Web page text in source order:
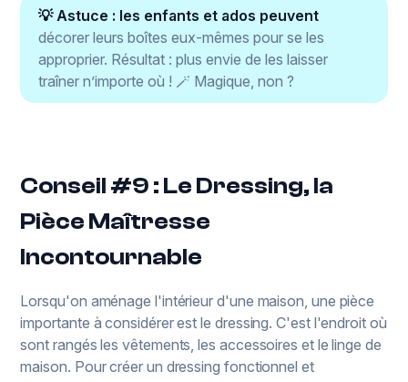
💡 Astuce : les enfants et ados peuvent
décorer leurs boîtes eux-mêmes pour se les
approprier. Résultat : plus envie de les laisser
traîner n’importe où ! 🪄 Magique, non ?
Conseil #9 : Le Dressing, la
Pièce Maîtresse
Incontournable
Lorsqu'on aménage l'intérieur d'une maison, une pièce
importante à considérer est le dressing. C'est l'endroit où
sont rangés les vêtements, les accessoires et le linge de
maison. Pour créer un dressing fonctionnel et